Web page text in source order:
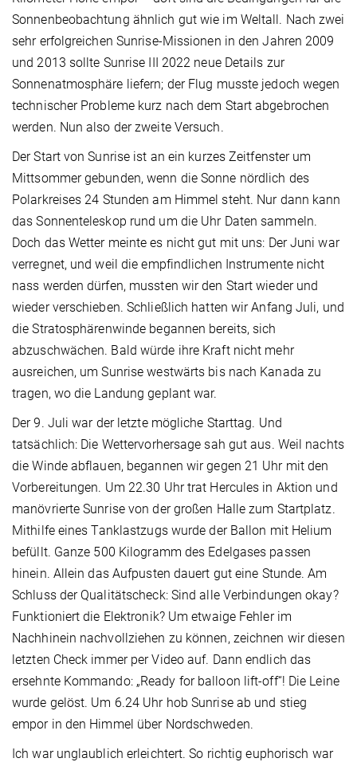
Sonnenbeobachtung ähnlich gut wie im Weltall. Nach zwei
sehr erfolgreichen Sunrise-Missionen in den Jahren 2009
und 2013 sollte Sunrise III 2022 neue Details zur
Sonnenatmosphäre liefern; der Flug musste jedoch wegen
technischer Probleme kurz nach dem Start abgebrochen
werden. Nun also der zweite Versuch.
Der Start von Sunrise ist an ein kurzes Zeitfenster um
Mittsommer gebunden, wenn die Sonne nördlich des
Polarkreises 24 Stunden am Himmel steht. Nur dann kann
das Sonnenteleskop rund um die Uhr Daten sammeln.
Doch das Wetter meinte es nicht gut mit uns: Der Juni war
verregnet, und weil die empfindlichen Instrumente nicht
nass werden dürfen, mussten wir den Start wieder und
wieder verschieben. Schließlich hatten wir Anfang Juli, und
die Stratosphärenwinde begannen bereits, sich
abzuschwächen. Bald würde ihre Kraft nicht mehr
ausreichen, um Sunrise westwärts bis nach Kanada zu
tragen, wo die Landung geplant war.
Der 9. Juli war der letzte mögliche Starttag. Und
tatsächlich: Die Wettervorhersage sah gut aus. Weil nachts
die Winde abflauen, begannen wir gegen 21 Uhr mit den
Vorbereitungen. Um 22.30 Uhr trat Hercules in Aktion und
manövrierte Sunrise von der großen Halle zum Startplatz.
Mithilfe eines Tanklastzugs wurde der Ballon mit Helium
befüllt. Ganze 500 Kilogramm des Edelgases passen
hinein. Allein das Aufpusten dauert gut eine Stunde. Am
Schluss der Qualitätscheck: Sind alle Verbindungen okay?
Funktioniert die Elektronik? Um etwaige Fehler im
Nachhinein nachvollziehen zu können, zeichnen wir diesen
letzten Check immer per Video auf. Dann endlich das
ersehnte Kommando: „Ready for balloon lift-off“! Die Leine
wurde gelöst. Um 6.24 Uhr hob Sunrise ab und stieg
empor in den Himmel über Nordschweden.
Ich war unglaublich erleichtert. So richtig euphorisch war